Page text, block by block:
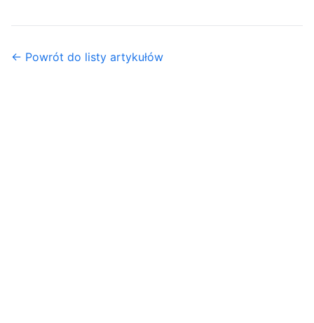
← Powrót do listy artykułów